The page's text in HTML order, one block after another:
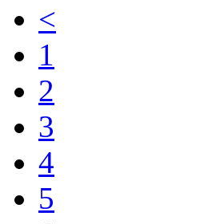
<
1
2
3
4
5